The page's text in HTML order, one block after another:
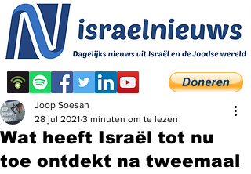
Wat heeft Israël tot nu
toe ontdekt na tweemaal
Joop Soesan
28 jul 2021 3 minuten om te lezen